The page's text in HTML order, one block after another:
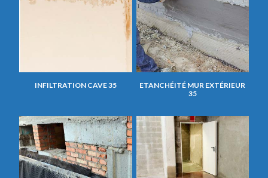
INFILTRATION CAVE 35
ETANCHÉITÉ MUR EXTÉRIEUR
35